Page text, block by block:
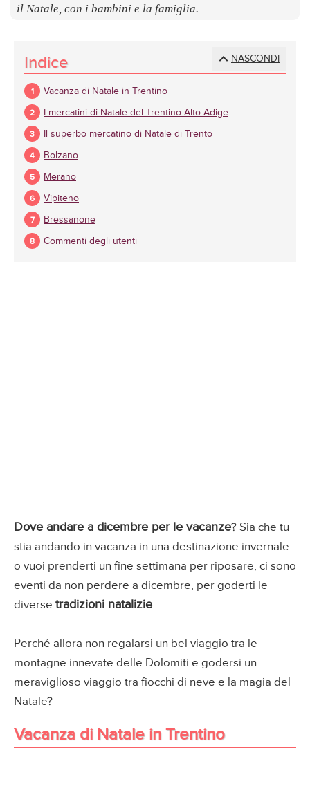
il Natale, con i bambini e la famiglia.
NASCONDI
Indice
Vacanza di Natale in Trentino
I mercatini di Natale del Trentino-Alto Adige
Il superbo mercatino di Natale di Trento
Bolzano
Merano
Vipiteno
Bressanone
Commenti degli utenti
Dove andare a dicembre per le vacanze? Sia che tu
stia andando in vacanza in una destinazione invernale
o vuoi prenderti un fine settimana per riposare, ci sono
eventi da non perdere a dicembre, per goderti le
diverse tradizioni natalizie.
Perché allora non regalarsi un bel viaggio tra le
montagne innevate delle Dolomiti e godersi un
meraviglioso viaggio tra fiocchi di neve e la magia del
Natale?
Vacanza di Natale in Trentino